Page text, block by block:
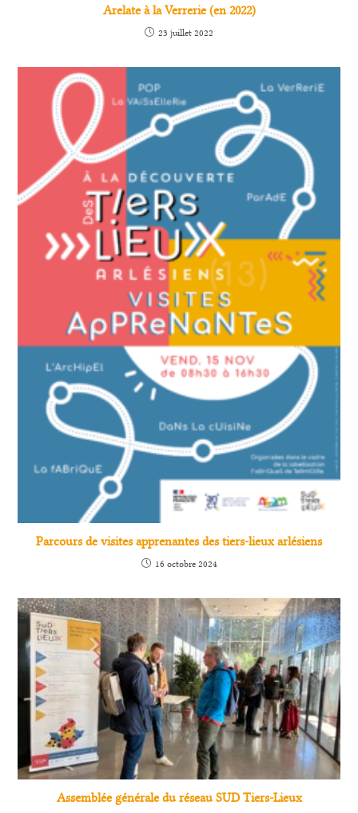
Arelate à la Verrerie (en 2022)
23 juillet 2022
Parcours de visites apprenantes des tiers-lieux arlésiens
16 octobre 2024
Assemblée générale du réseau SUD Tiers-Lieux